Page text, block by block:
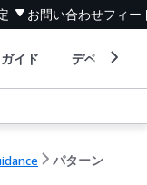
お問い合わせフィー
イド デベロッパ
パターン